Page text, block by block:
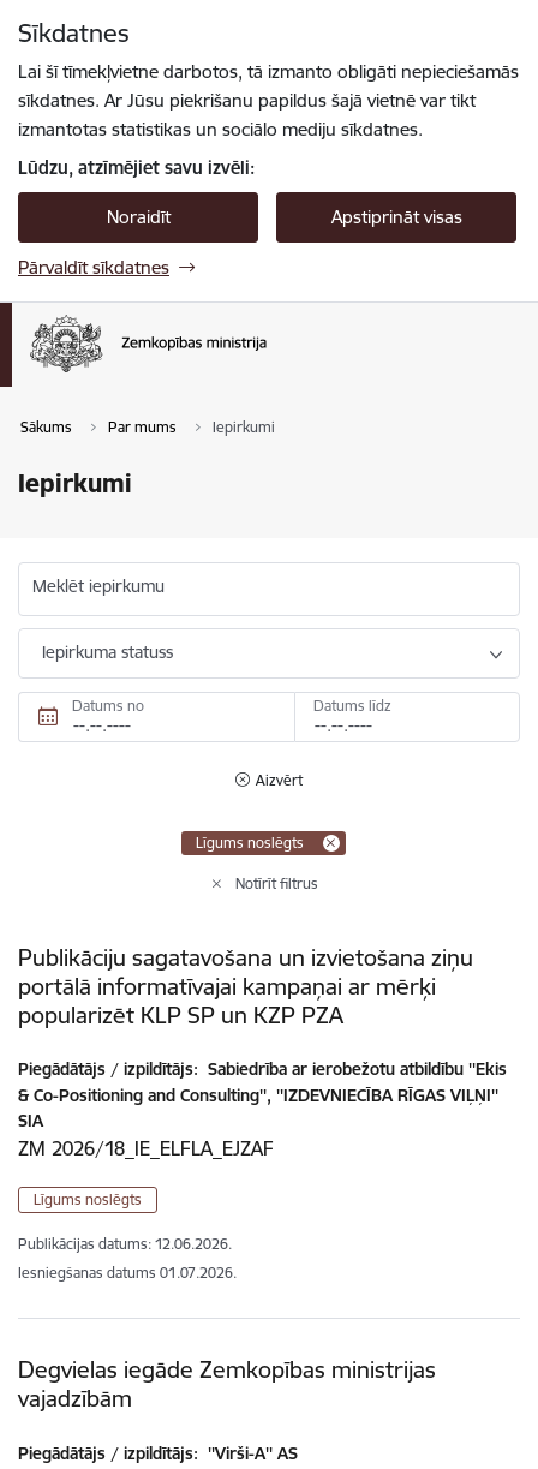
Sīkdatnes
Lai šī tīmekļvietne darbotos, tā izmanto obligāti nepieciešamās
sīkdatnes. Ar Jūsu piekrišanu papildus šajā vietnē var tikt
izmantotas statistikas un sociālo mediju sīkdatnes.
Lūdzu, atzīmējiet savu izvēli:
Noraidīt Apstiprināt visas
Pārvaldīt sīkdatnes
Sākums Par mums Iepirkumi
Iepirkumi
Meklēt iepirkumu
Iepirkuma statuss
Datums no Datums līdz
Aizvērt
Līgums noslēgts
Notīrīt filtrus
Publikāciju sagatavošana un izvietošana ziņu
portālā informatīvajai kampaņai ar mērķi
popularizēt KLP SP un KZP PZA
Piegādātājs / izpildītājs: Sabiedrība ar ierobežotu atbildību ''Ekis
& Co-Positioning and Consulting'', ''IZDEVNIECĪBA RĪGAS VIĻŅI''
SIA
ZM 2026/18_IE_ELFLA_EJZAF
Līgums noslēgts
Publikācijas datums: 12.06.2026.
Iesniegšanas datums 01.07.2026.
Degvielas iegāde Zemkopības ministrijas
vajadzībām
Piegādātājs / izpildītājs: ''Virši-A'' AS